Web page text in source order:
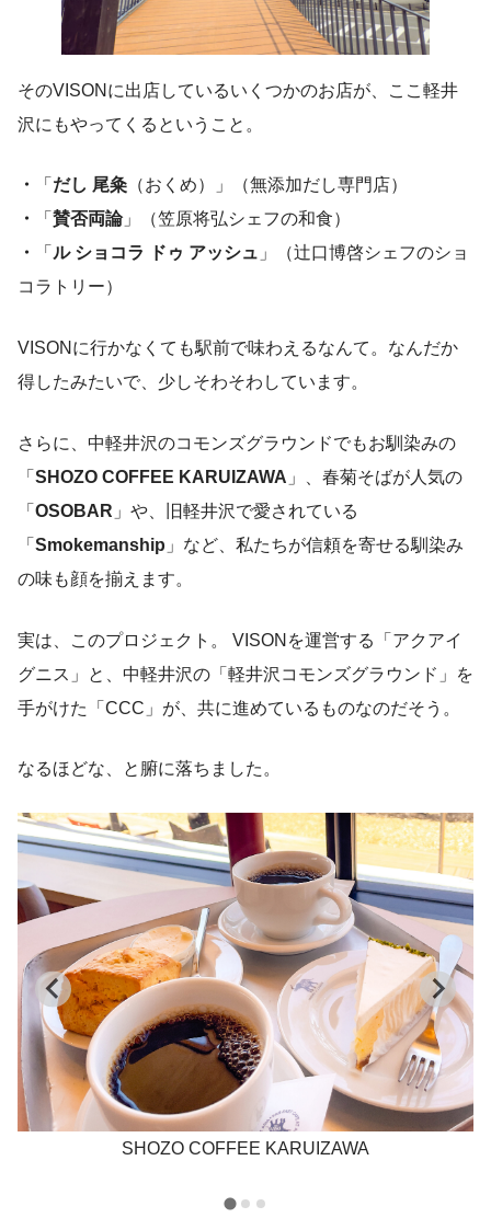
そのVISONに出店しているいくつかのお店が、ここ軽井
沢にもやってくるということ。
・ 「 だし 尾粂 （おくめ）」（無添加だし専門店）
・
「 賛否両論」（笠原将弘シェフの和食）
・
「 ル ショコラ ドゥ アッシュ 」（辻口博啓シェフのショ
コラトリー）
VISONに行かなくても駅前で味わえるなんて。なんだか
得したみたいで、少しそわそわしています。
さらに、中軽井沢のコモンズグラウンドでもお馴染みの
「SHOZO COFFEE KARUIZAWA 」、春菊そばが人気の
「OSOBAR 」や、旧軽井沢で愛されている
「Smokemanship 」など、私たちが信頼を寄せる馴染み
の味も顔を揃えます。
実は、このプロジェクト。 VISONを運営する「アクアイ
グニス」と、中軽井沢の「軽井沢コモンズグラウンド」を
手がけた「CCC」が、共に進めているものなのだそう。
なるほどな、と腑に落ちました。
SHOZO COFFEE KARUIZAWA